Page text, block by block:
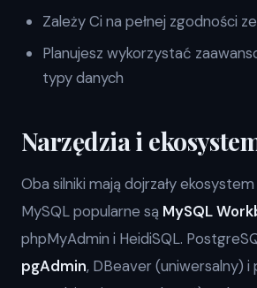
Zależy Ci na pełnej zgodności
Planujesz wykorzystać
typy danych
Narzędzia i
Oba silniki mają dojrzały
MySQL popularne są MySQL
phpMyAdmin i HeidiSQL.
pgAdmin, DBeaver (uniwersalny)